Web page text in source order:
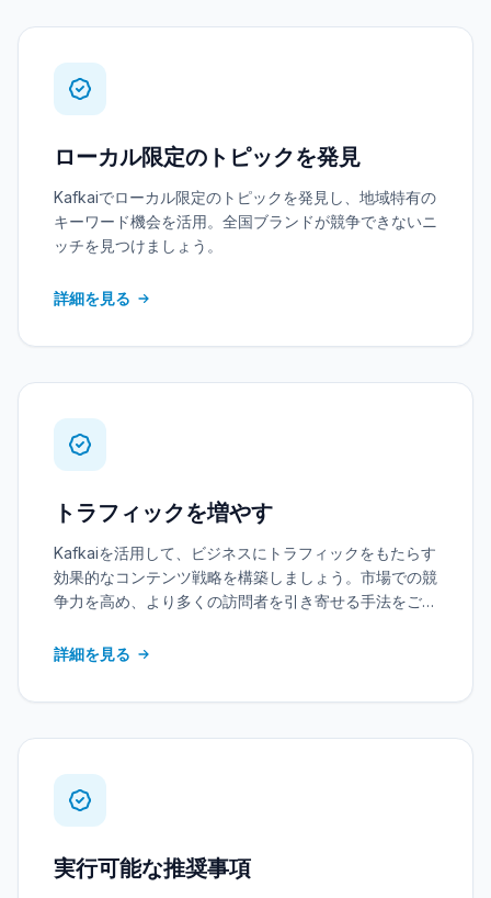
ローカル限定のトピックを発見
Kafkaiでローカル限定のトピックを発見し、地域特有の
キーワード機会を活用。全国ブランドが競争できないニ
ッチを見つけましょう。
詳細を見る
トラフィックを増やす
Kafkaiを活用して、ビジネスにトラフィックをもたらす
効果的なコンテンツ戦略を構築しましょう。市場での競
争力を高め、より多くの訪問者を引き寄せる手法をご紹
詳細を見る
実行可能な推奨事項